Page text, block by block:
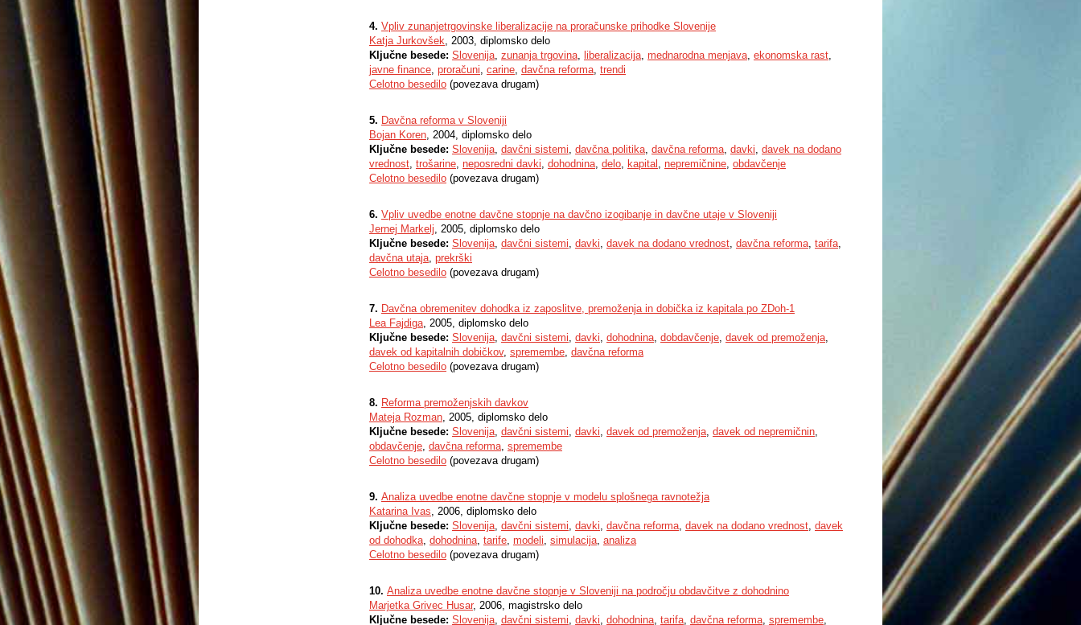
4. Vpliv zunanjetrgovinske liberalizacije na proračunske prihodke Slovenije
Katja Jurkovšek, 2003, diplomsko delo
Ključne besede: Slovenija, zunanja trgovina, liberalizacija, mednarodna menjava, ekonomska rast,
javne finance, proračuni, carine, davčna reforma, trendi
Celotno besedilo (povezava drugam)
5. Davčna reforma v Sloveniji
Bojan Koren, 2004, diplomsko delo
Ključne besede: Slovenija, davčni sistemi, davčna politika, davčna reforma, davki, davek na dodano
vrednost, trošarine, neposredni davki, dohodnina, delo, kapital , nepremičnine, obdavčenje
Celotno besedilo (povezava drugam)
6. Vpliv uvedbe enotne davčne stopnje na davčno izogibanje in davčne utaje v Sloveniji
Jernej Markelj, 2005, diplomsko delo
Ključne besede: Slovenija, davčni sistemi, davki, davek na dodano vrednost, davčna reforma, tarifa,
davčna utaja, prekrški
Celotno besedilo (povezava drugam)
7. Davčna obremenitev dohodka iz zaposlitve, premoženja in dobička iz kapitala po ZDoh-1
Lea Fajdiga, 2005, diplomsko delo
Ključne besede: Slovenija, davčni sistemi, davki, dohodnina, dobdavčenje, davek od premoženja,
davek od kapitalnih dobičkov, spremembe, davčna reforma
Celotno besedilo (povezava drugam)
8. Reforma premoženjskih davkov
Mateja Rozman, 2005, diplomsko delo
Ključne besede: Slovenija, davčni sistemi, davki, davek od premoženja, davek od nepremičnin,
obdavčenje, davčna reforma, spremembe
Celotno besedilo (povezava drugam)
9. Analiza uvedbe enotne davčne stopnje v modelu splošnega ravnotežja
Katarina Ivas, 2006, diplomsko delo
Ključne besede: Slovenija, davčni sistemi, davki, davčna reforma, davek na dodano vrednost, davek
od dohodka, dohodnina, tarife, modeli, simulacija, analiza
Celotno besedilo (povezava drugam)
10. Analiza uvedbe enotne davčne stopnje v Sloveniji na področju obdavčitve z dohodnino
Marjetka Grivec Husar, 2006, magistrsko delo
Ključne besede: Slovenija, davčni sistemi, davki, dohodnina, tarifa, davčna reforma, spremembe,